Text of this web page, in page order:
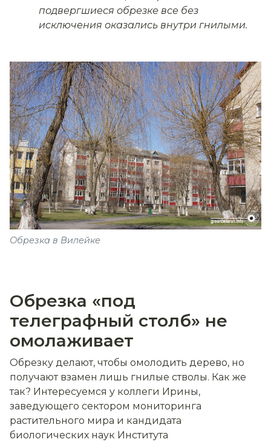
подвергшиеся обрезке все без
исключения оказались внутри гнилыми.
Обрезка в Вилейке
Обрезка «под
телеграфный столб» не
омолаживает
Обрезку делают, чтобы омолодить дерево, но
получают взамен лишь гнилые стволы. Как же
так? Интересуемся у коллеги Ирины,
заведующего сектором мониторинга
растительного мира и кандидата
биологических наук Института